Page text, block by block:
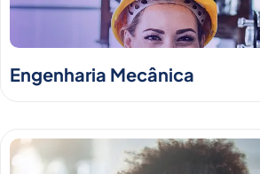
Engenharia Mecânica